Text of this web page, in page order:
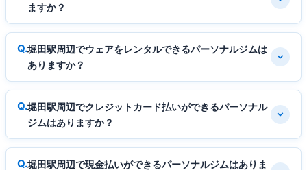
ますか？
堀田駅周辺でウェアをレンタルできるパーソナルジムは
ありますか？
堀田駅周辺でクレジットカード払いができるパーソナル
ジムはありますか？
堀田駅周辺で現金払いができるパーソナルジムはありま